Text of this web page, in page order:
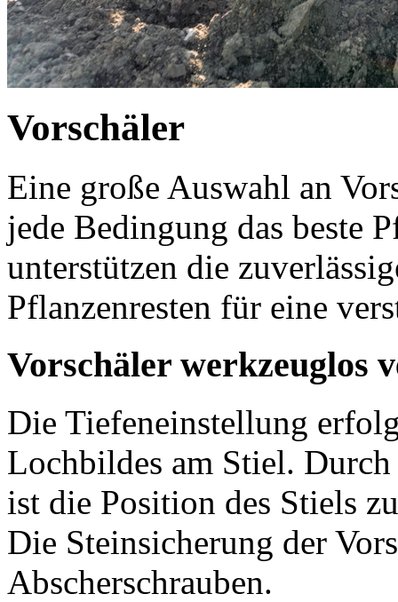
Vorschäler
Eine große Auswahl an
jede Bedingung das beste
unterstützen die
Pflanzenresten für eine
Vorschäler werkzeuglos
Die Tiefeneinstellung
Lochbildes am Stiel.
ist die Position des Stiels
Die Steinsicherung der
Abscherschrauben.